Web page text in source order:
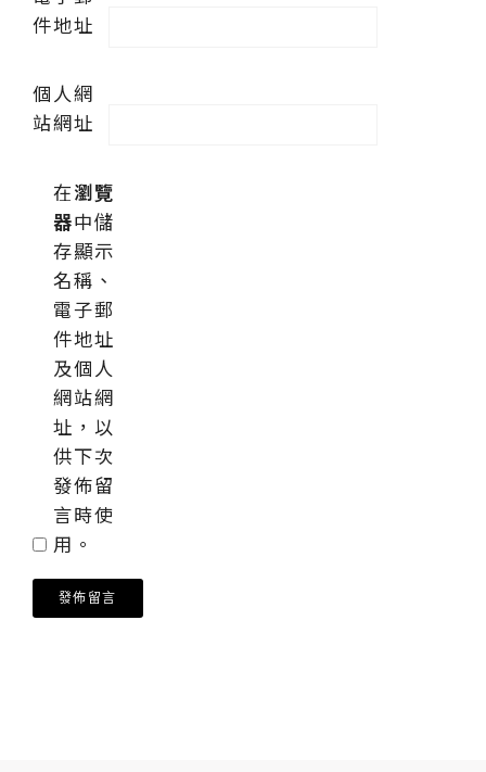
件地址
個人網
站網址
在瀏覽
器中儲
存顯示
名稱、
電子郵
件地址
及個人
網站網
址，以
供下次
發佈留
言時使
用。